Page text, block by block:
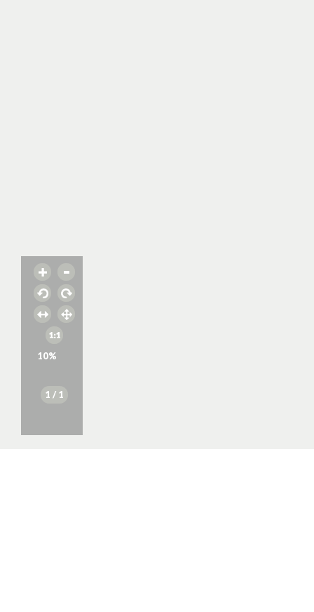
10%
1 / 1